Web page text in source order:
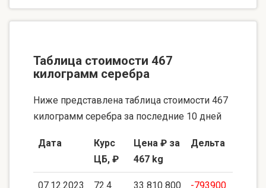
Таблица стоимости 467
килограмм серебра
Ниже представлена таблица стоимости 467
килограмм серебра за последние 10 дней
Дата
Курс
ЦБ, ₽
Цена ₽ за
467 kg
Дельта
07.12.2023 72.4 33 810 800 -793900